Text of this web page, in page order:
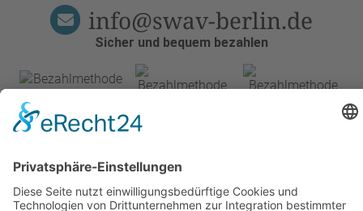
Sicher und bequem bezahlen
info@swav-berlin.de
E-Learning Kurse
Online-Fitnesstrainer-Ausbildung